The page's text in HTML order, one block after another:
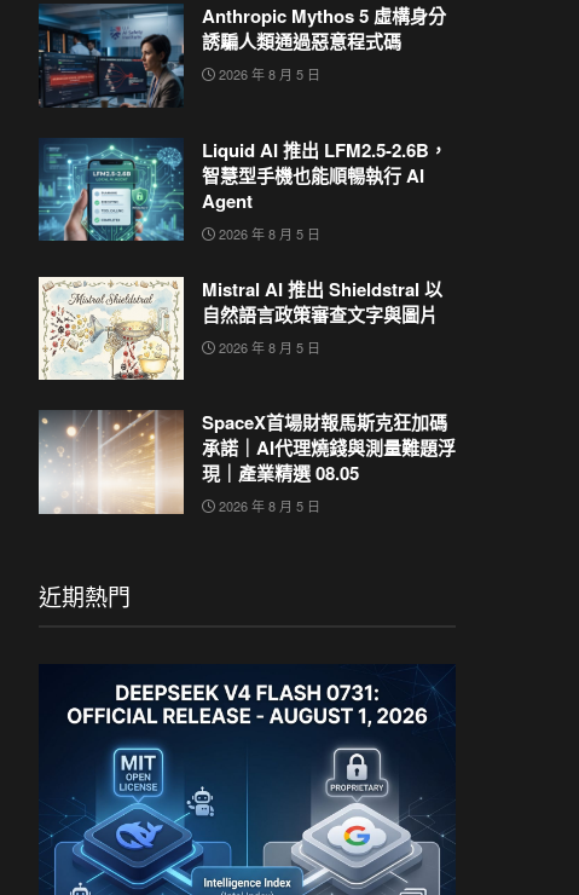
Anthropic Mythos 5 虛構身分
誘騙人類通過惡意程式碼
2026 年 8 月 5 日
Liquid AI 推出 LFM2.5-2.6B，
智慧型手機也能順暢執行 AI
Agent
2026 年 8 月 5 日
Mistral AI 推出 Shieldstral 以
自然語言政策審查文字與圖片
2026 年 8 月 5 日
SpaceX首場財報馬斯克狂加碼
承諾｜AI代理燒錢與測量難題浮
現｜產業精選 08.05
2026 年 8 月 5 日
近期熱門